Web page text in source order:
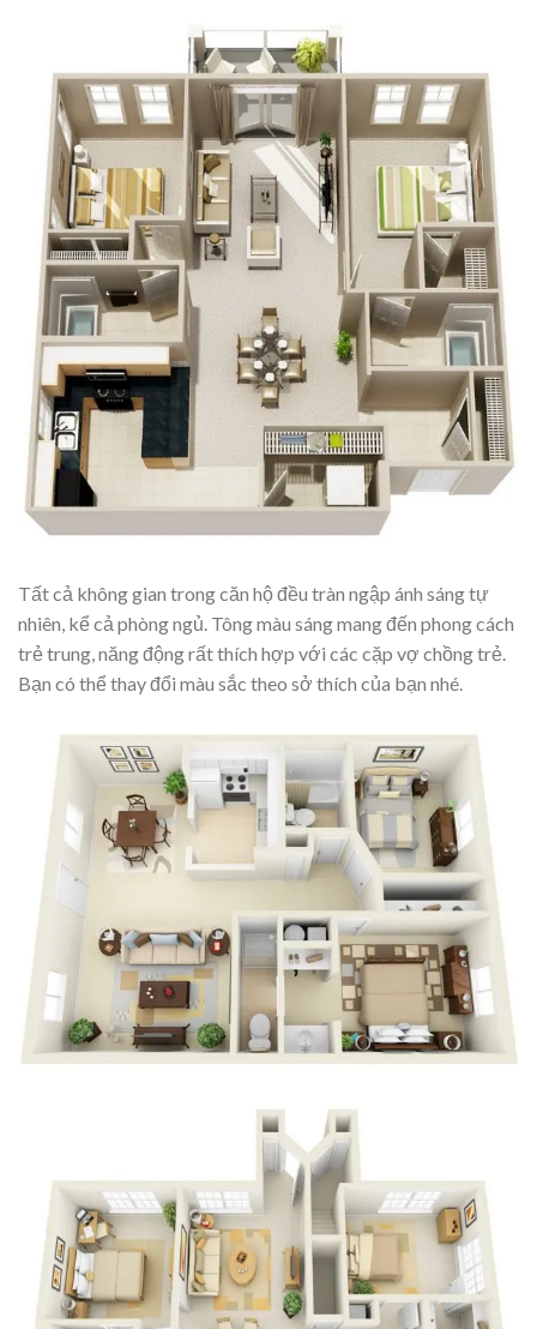
Tất cả không gian trong căn hộ đều tràn ngập ánh sáng tự
nhiên, kể cả phòng ngủ. Tông màu sáng mang đến phong cách
trẻ trung, năng động rất thích hợp với các cặp vợ chồng trẻ.
Bạn có thể thay đổi màu sắc theo sở thích của bạn nhé.